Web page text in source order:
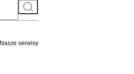
Szukaj
Nasze serwisy